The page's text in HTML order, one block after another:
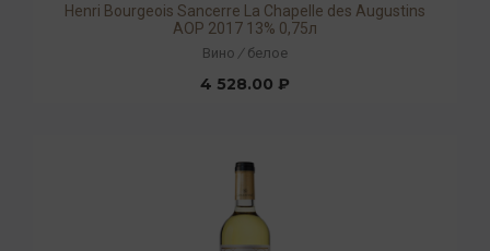
Henri Bourgeois Sancerre La Chapelle des Augustins
AOP 2017 13% 0,75л
Вино / белое
4 528.00 ₽